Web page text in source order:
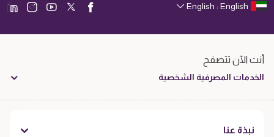
English : English
أنت الآن تتصفح
الخدمات المصرفية الشخصية
نبذة عنا